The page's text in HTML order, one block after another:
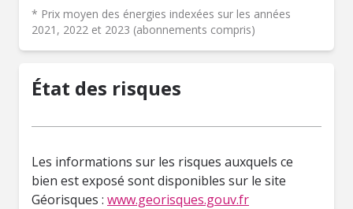
* Prix moyen des énergies indexées sur les années
2021, 2022 et 2023 (abonnements compris)
État des risques
Les informations sur les risques auxquels ce
bien est exposé sont disponibles sur le site
Géorisques : www.georisques.gouv.fr